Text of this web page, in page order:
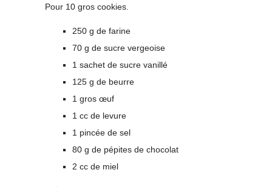
Pour 10 gros cookies.
250 g de farine
70 g de sucre vergeoise
1 sachet de sucre vanillé
125 g de beurre
1 gros œuf
1 cc de levure
1 pincée de sel
80 g de pépites de chocolat
2 cc de miel